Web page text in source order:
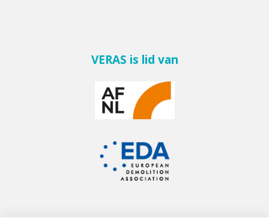
VERAS is lid van